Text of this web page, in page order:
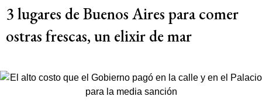
3 lugares de Buenos Aires para comer
ostras frescas, un elixir de mar